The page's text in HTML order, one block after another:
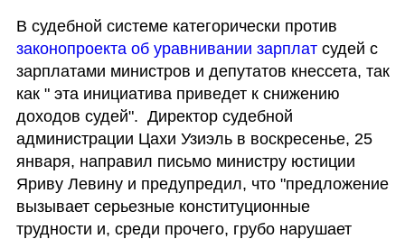
законопроекта об уравнивании зарплат судей с
зарплатами министров и депутатов кнессета, так
как " эта инициатива приведет к снижению
доходов судей".  Директор судебной
администрации Цахи Узиэль в воскресенье, 25
января, направил письмо министру юстиции
Яриву Левину и предупредил, что "предложение
вызывает серьезные конституционные
трудности и, среди прочего, грубо нарушает